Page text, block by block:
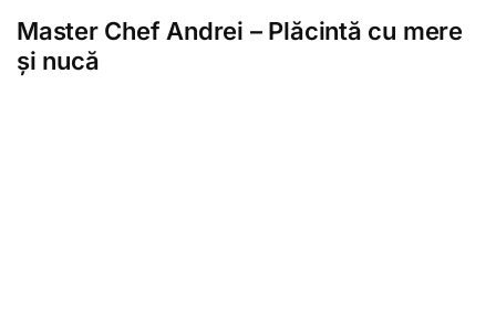
Master Chef Andrei – Plăcintă cu mere
și nucă